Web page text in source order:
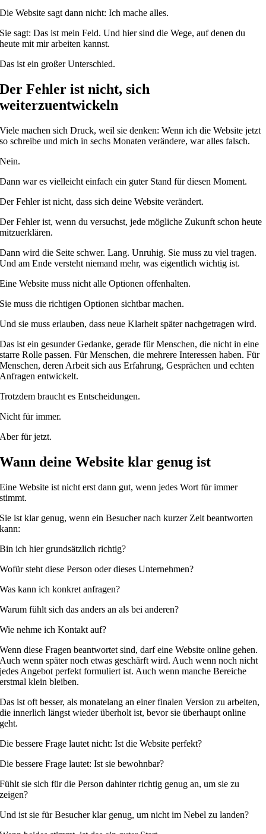
Die Website sagt dann nicht: Ich mache alles.
Sie sagt: Das ist mein Feld. Und hier sind die Wege, auf denen du
heute mit mir arbeiten kannst.
Das ist ein großer Unterschied.
Der Fehler ist nicht, sich
weiterzuentwickeln
Viele machen sich Druck, weil sie denken: Wenn ich die Website jetzt
so schreibe und mich in sechs Monaten verändere, war alles falsch.
Nein.
Dann war es vielleicht einfach ein guter Stand für diesen Moment.
Der Fehler ist nicht, dass sich deine Website verändert.
Der Fehler ist, wenn du versuchst, jede mögliche Zukunft schon heute
mitzuerklären.
Dann wird die Seite schwer. Lang. Unruhig. Sie muss zu viel tragen.
Und am Ende versteht niemand mehr, was eigentlich wichtig ist.
Eine Website muss nicht alle Optionen offenhalten.
Sie muss die richtigen Optionen sichtbar machen.
Und sie muss erlauben, dass neue Klarheit später nachgetragen wird.
Das ist ein gesunder Gedanke, gerade für Menschen, die nicht in eine
starre Rolle passen. Für Menschen, die mehrere Interessen haben. Für
Menschen, deren Arbeit sich aus Erfahrung, Gesprächen und echten
Anfragen entwickelt.
Trotzdem braucht es Entscheidungen.
Nicht für immer.
Aber für jetzt.
Wann deine Website klar genug ist
Eine Website ist nicht erst dann gut, wenn jedes Wort für immer
stimmt.
Sie ist klar genug, wenn ein Besucher nach kurzer Zeit beantworten
kann:
Bin ich hier grundsätzlich richtig?
Wofür steht diese Person oder dieses Unternehmen?
Was kann ich konkret anfragen?
Warum fühlt sich das anders an als bei anderen?
Wie nehme ich Kontakt auf?
Wenn diese Fragen beantwortet sind, darf eine Website online gehen.
Auch wenn später noch etwas geschärft wird. Auch wenn noch nicht
jedes Angebot perfekt formuliert ist. Auch wenn manche Bereiche
erstmal klein bleiben.
Das ist oft besser, als monatelang an einer finalen Version zu arbeiten,
die innerlich längst wieder überholt ist, bevor sie überhaupt online
geht.
Die bessere Frage lautet nicht: Ist die Website perfekt?
Die bessere Frage lautet: Ist sie bewohnbar?
Fühlt sie sich für die Person dahinter richtig genug an, um sie zu
zeigen?
Und ist sie für Besucher klar genug, um nicht im Nebel zu landen?